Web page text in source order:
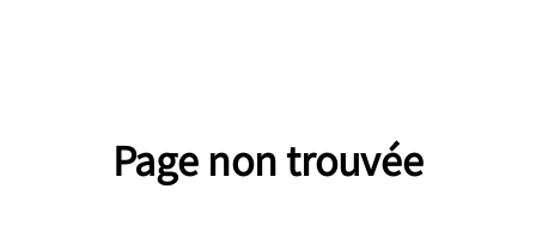
Page non trouvée